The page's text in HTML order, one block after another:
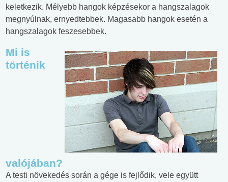
keletkezik. Mélyebb hangok képzésekor a hangszalagok
megnyúlnak, ernyedtebbek. Magasabb hangok esetén a
hangszalagok feszesebbek.
Mi is
történik
valójában?
A testi növekedés során a gége is fejlődik, vele együtt